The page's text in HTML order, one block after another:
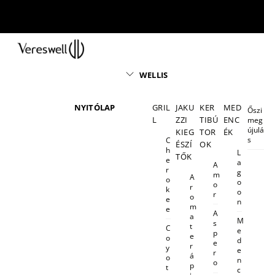
content
NYITÓLAP
WELLIS
GRIL
L
C
h
e
r
o
k
e
e
C
o
y
o
t
JAKU
ZZI
KIEG
ÉSZÍ
TŐK
A
r
o
m
a
t
e
r
á
p
KER
TIBÚ
TOR
OK
A
m
o
r
A
s
p
e
r
o
MED
ENC
ÉK
L
a
g
o
o
n
M
e
d
e
n
c
Őszi
meg
újulá
s